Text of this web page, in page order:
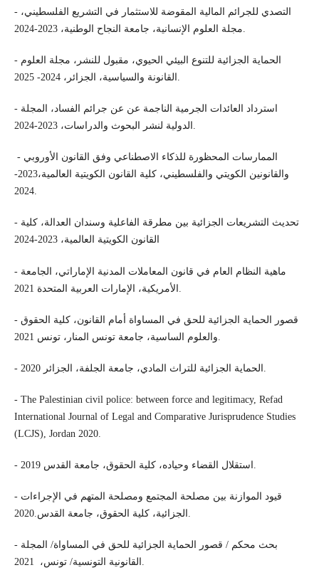
- التصدي للجرائم المالية المقوضة للاستثمار في التشريع الفلسطيني،
مجلة العلوم الإنسانية، جامعة النجاح الوطنية، 2023-2024.
- الحماية الجزائية للتنوع البيئي الحيوي، مقبول للنشر، مجلة العلوم
القانونة والسياسية، الجزائر، 2024- 2025.
- استرداد العائدات الجرمية الناجمة عن عن جرائم الفساد، المجلة
الدولية لنشر البحوث والدراسات، 2023-2024.
- الممارسات المحظورة للذكاء الاصطناعي وفق القانون الأوروبي
والقانونين الكويتي والفلسطيني، كلية القانون الكويتية العالمية،2023-
2024.
- تحديث التشريعات الجزائية بين مطرقة الفاعلية وسندان العدالة، كلية
القانون الكويتية العالمية، 2023-2024
- ماهية النظام العام في قانون المعاملات المدنية الإماراتي، الجامعة
- قصور الحماية الجزائية للحق في المساواة أمام القانون، كلية الحقوق
- The Palestinian civil police: between force and legitimacy, Refad
International Journal of Legal and Comparative Jurisprudence Studies
(LCJS), Jordan 2020.
- قيود الموازنة بين مصلحة المجتمع ومصلحة المتهم في الإجراءات
- بحث محكم / قصور الحماية الجزائية للحق في المساواة/ المجلة